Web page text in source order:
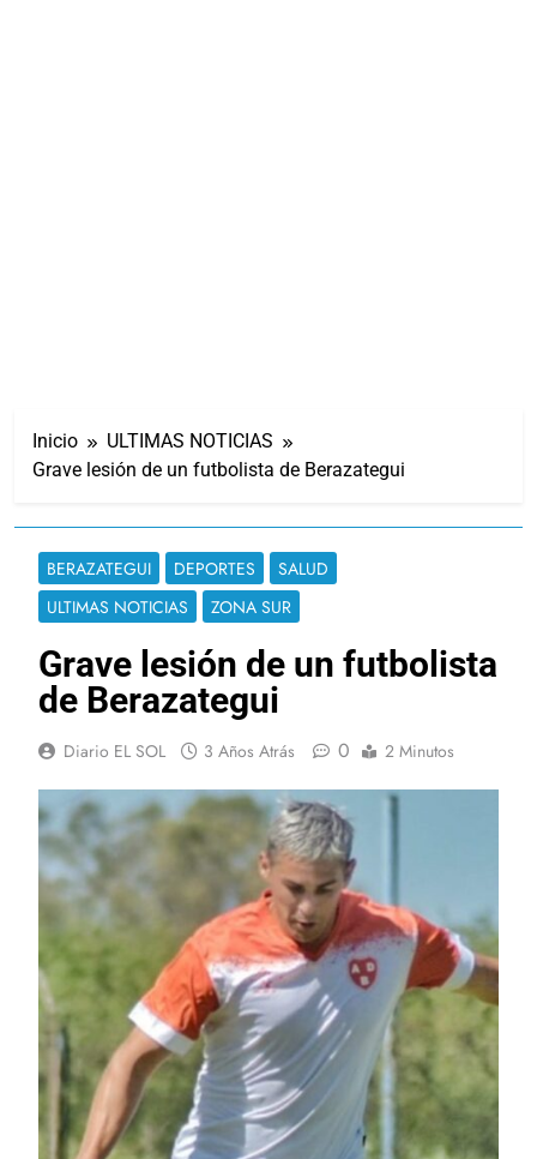
Inicio
ULTIMAS NOTICIAS
Grave lesión de un futbolista de Berazategui
BERAZATEGUI DEPORTES
SALUD
ULTIMAS NOTICIAS
ZONA SUR
Grave lesión de un futbolista
de Berazategui
Diario EL SOL 3 Años Atrás 0 2 Minutos